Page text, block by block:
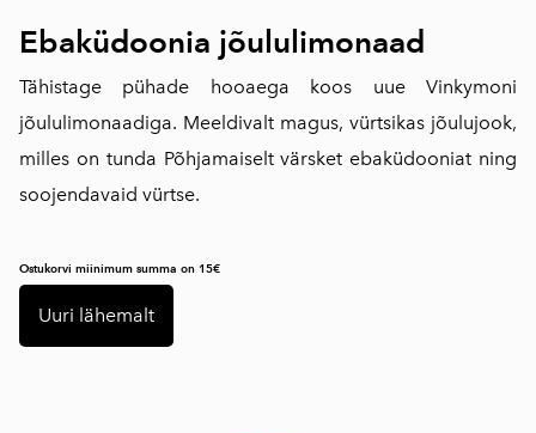
Ebaküdoonia jõululimonaad
Tähistage pühade hooaega koos uue Vinkymoni
jõululimonaadiga. Meeldivalt magus, vürtsikas jõulujook,
milles on tunda Põhjamaiselt värsket ebaküdooniat ning
soojendavaid vürtse.
Ostukorvi miinimum summa on 15€
Uuri lähemalt